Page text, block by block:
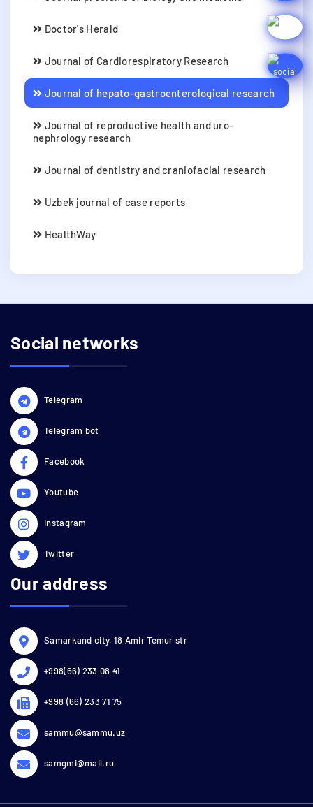
Doctor's Herald
Journal of Cardiorespiratory Research
Journal of hepato-gastroenterological research
Journal of reproductive health and uro-
nephrology research
Journal of dentistry and craniofacial research
Uzbek journal of case reports
HealthWay
Social networks
Telegram
Telegram bot
Facebook
Youtube
Instagram
Twitter
Our address
Samarkand city, 18 Amir Temur str
+998(66) 233 08 41
+998 (66) 233 71 75
sammu@sammu.uz
samgmi@mail.ru